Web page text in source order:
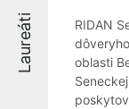
Laureáti
RIDAN
oblasti